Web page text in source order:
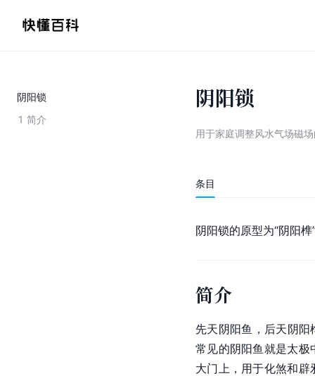
阴阳锁
1 简介
阴阳锁
用于家庭调整风水气场磁
条目
阴阳锁的原型为“阴阳
简介
先天阴阳鱼，后天阴阳
常见的阴阳鱼就是太
大门上，用于化煞和